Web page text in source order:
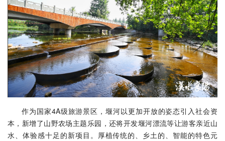
作为国家4A级旅游景区，堰河以更加开放的姿态引入社会资
本，新增了山野农场主题乐园，还将开发堰河漂流等让游客亲近山
水、体验感十足的新项目。厚植传统的、乡土的、智能的特色元